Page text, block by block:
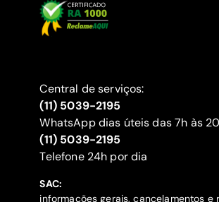
Central de serviços:
(11) 5039-2195
WhatsApp dias úteis das 7h às
(11) 5039-2195
‍Telefone 24h por dia
SAC:
informações gerais, cancelamentos e